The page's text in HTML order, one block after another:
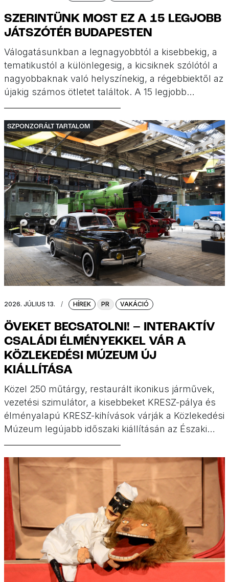
SZERINTÜNK MOST EZ A 15 LEGJOBB
JÁTSZÓTÉR BUDAPESTEN
Válogatásunkban a legnagyobbtól a kisebbekig, a
tematikustól a különlegesig, a kicsiknek szólótól a
nagyobbaknak való helyszínekig, a régebbiektől az
újakig számos ötletet találtok. A 15 legjobb
SZPONZORÁLT TARTALOM
2026. JÚLIUS 13. / HÍREK PR VAKÁCIÓ
ÖVEKET BECSATOLNI! – INTERAKTÍV
CSALÁDI ÉLMÉNYEKKEL VÁR A
KÖZLEKEDÉSI MÚZEUM ÚJ
KIÁLLÍTÁSA
Közel 250 műtárgy, restaurált ikonikus járművek,
vezetési szimulátor, a kisebbeket KRESZ-pálya és
élményalapú KRESZ-kihívások várják a Közlekedési
Múzeum legújabb időszaki kiállításán az Északi